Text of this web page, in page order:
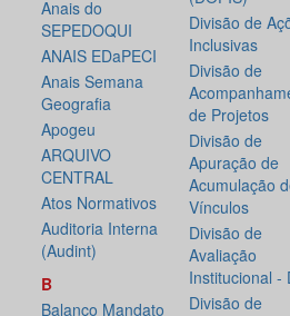
Anais do
SEPEDOQUI
ANAIS EDaPECI
Anais Semana
Geografia
Apogeu
ARQUIVO
CENTRAL
Atos Normativos
Auditoria Interna
(Audint)
B
Balanço Mandato
Divisão de
Inclusivas
Divisão de
de Projetos
Divisão de
Apuração de
Acumulação
Vínculos
Divisão de
Avaliação
Institucional -
Divisão de